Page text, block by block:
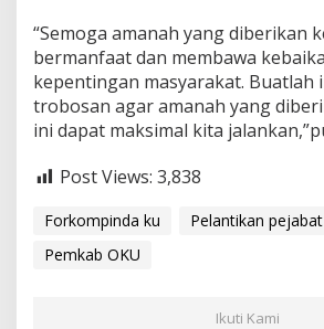
“Semoga amanah yang diberikan
bermanfaat dan membawa
kepentingan masyarakat. Buatlah
trobosan agar amanah yang
ini dapat maksimal kita
Post Views: 3,838
Forkompinda ku
Pelantikan pejabat
Pemkab OKU
Ikuti Kami